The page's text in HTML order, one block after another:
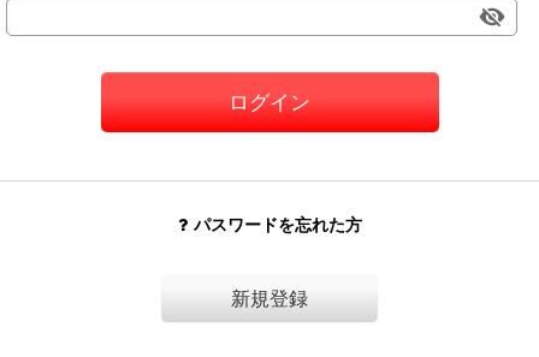
ログイン
パスワードを忘れた方
新規登録